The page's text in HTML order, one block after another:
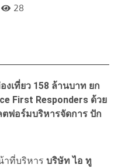
28
เที่ยว 158 ล้านบาท ยก
First Responders ด้วย
ฟอร์มบริหารจัดการ ปัก
าที่บริหาร บริษัท ไอ ทู